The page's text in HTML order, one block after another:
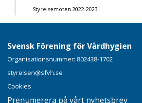
Styrelsemöten 2022-2023
Svensk Förening för Vårdhygien
Organisationsnummer: 802438-1702
styrelsen@sfvh.se
Cookies
Prenumerera på vårt nyhetsbrev